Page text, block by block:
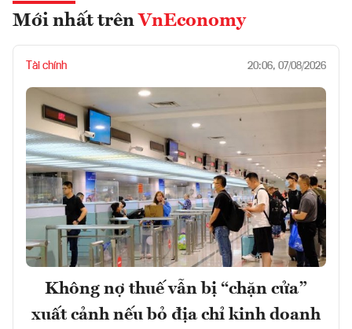
Mới nhất trên VnEconomy
Tài chính 20:06, 07/08/2026
Không nợ thuế vẫn bị “chặn cửa”
xuất cảnh nếu bỏ địa chỉ kinh doanh